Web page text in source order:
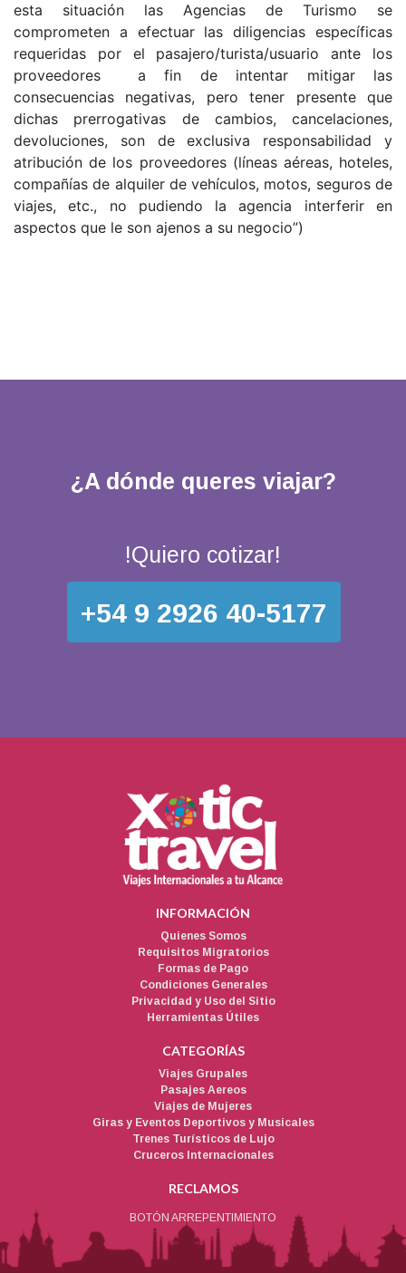
esta situación las Agencias de Turismo se
comprometen a efectuar las diligencias específicas
requeridas por el pasajero/turista/usuario ante los
proveedores a fin de intentar mitigar las
consecuencias negativas, pero tener presente que
dichas prerrogativas de cambios, cancelaciones,
devoluciones, son de exclusiva responsabilidad y
atribución de los proveedores (líneas aéreas, hoteles,
compañías de alquiler de vehículos, motos, seguros de
viajes, etc., no pudiendo la agencia interferir en
aspectos que le son ajenos a su negocio”)
¿A dónde queres viajar?
!Quiero cotizar!
+54 9 2926 40-5177
INFORMACIÓN
Quienes Somos
Requisitos Migratorios
Formas de Pago
Condiciones Generales
Privacidad y Uso del Sitio
Herramientas Útiles
CATEGORÍAS
Viajes Grupales
Pasajes Aereos
Viajes de Mujeres
Giras y Eventos Deportivos y Musicales
Trenes Turísticos de Lujo
Cruceros Internacionales
RECLAMOS
BOTÓN ARREPENTIMIENTO